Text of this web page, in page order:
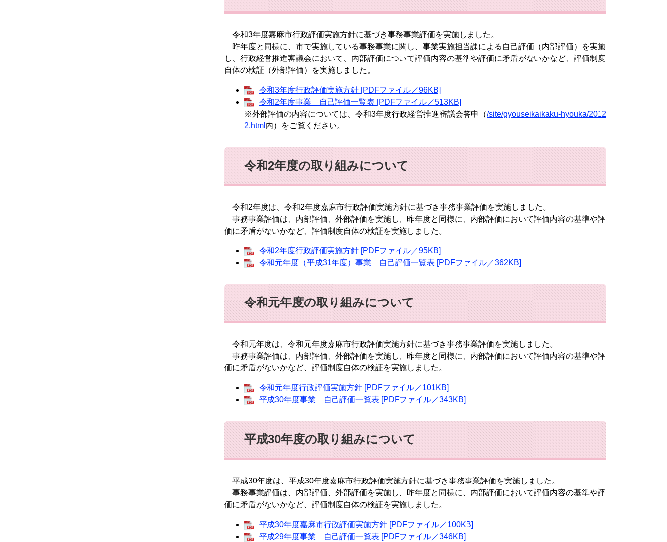
令和3年度嘉麻市行政評価実施方針に基づき事務事業評価を実施しました。
昨年度と同様に、市で実施している事務事業に関し、事業実施担当課による自己評価（内部評価）を実施
し、行政経営推進審議会において、内部評価について評価内容の基準や評価に矛盾がないかなど、評価制度
自体の検証（外部評価）を実施しました。
令和3年度行政評価実施方針 [PDFファイル／96KB]
令和2年度事業 自己評価一覧表 [PDFファイル／513KB]
※外部評価の内容については、令和3年度行政経営推進審議会答申（/site/gyouseikaikaku-hyouka/2012
2.html 内）をご覧ください。
令和2年度の取り組みについて
令和2年度は、令和2年度嘉麻市行政評価実施方針に基づき事務事業評価を実施しました。
事務事業評価は、内部評価、外部評価を実施し、昨年度と同様に、内部評価において評価内容の基準や評
価に矛盾がないかなど、評価制度自体の検証を実施しました。
令和2年度行政評価実施方針 [PDFファイル／95KB]
令和元年度（平成31年度）事業 自己評価一覧表 [PDFファイル／362KB]
令和元年度の取り組みについて
令和元年度は、令和元年度嘉麻市行政評価実施方針に基づき事務事業評価を実施しました。
事務事業評価は、内部評価、外部評価を実施し、昨年度と同様に、内部評価において評価内容の基準や評
価に矛盾がないかなど、評価制度自体の検証を実施しました。
令和元年度行政評価実施方針 [PDFファイル／101KB]
平成30年度事業 自己評価一覧表 [PDFファイル／343KB]
平成30年度の取り組みについて
平成30年度は、平成30年度嘉麻市行政評価実施方針に基づき事務事業評価を実施しました。
事務事業評価は、内部評価、外部評価を実施し、昨年度と同様に、内部評価において評価内容の基準や評
価に矛盾がないかなど、評価制度自体の検証を実施しました。
平成30年度嘉麻市行政評価実施方針 [PDFファイル／100KB]
平成29年度事業 自己評価一覧表 [PDFファイル／346KB]